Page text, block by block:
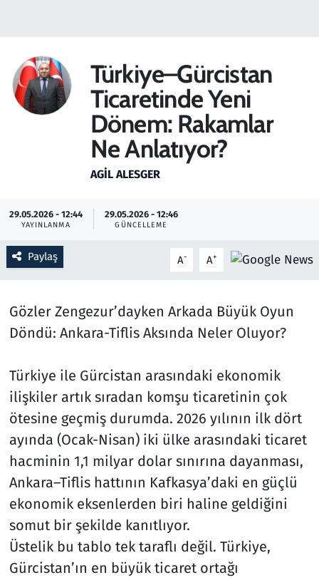
Türkiye–Gürcistan
Ticaretinde Yeni
Dönem: Rakamlar
Ne Anlatıyor?
AGIL ALESGER
29.05.2026 - 12:44
YAYINLANMA
29.05.2026 - 12:46
GÜNCELLEME
Paylaş A- A+
Gözler Zengezur’dayken Arkada Büyük Oyun
Döndü: Ankara-Tiflis Aksında Neler Oluyor?
Türkiye ile Gürcistan arasındaki ekonomik
ilişkiler artık sıradan komşu ticaretinin çok
ötesine geçmiş durumda. 2026 yılının ilk dört
ayında (Ocak-Nisan) iki ülke arasındaki ticaret
hacminin 1,1 milyar dolar sınırına dayanması,
Ankara–Tiflis hattının Kafkasya’daki en güçlü
ekonomik eksenlerden biri haline geldiğini
somut bir şekilde kanıtlıyor.
Üstelik bu tablo tek taraflı değil. Türkiye,
Gürcistan’ın en büyük ticaret ortağı
Haber
Kültür Sanat
Kurumsal Haberler
Lezzet Durağı
Memur ve Kamu
Otomobil
Ramazan
Rüya Tabirleri
Sağlık
Savunma Sanayi
Seçim 2023
Spor
Teknoloji ve Bilim